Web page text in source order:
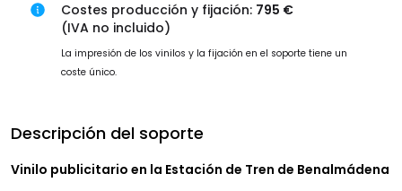
Costes producción y fijación: 795 €
(IVA no incluido)
La impresión de los vinilos y la fijación en el soporte tiene un
coste único.
Descripción del soporte
Vinilo publicitario en la Estación de Tren de Benalmádena